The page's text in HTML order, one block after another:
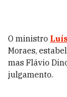
O ministro
Moraes,
mas Flávio
julgamento.